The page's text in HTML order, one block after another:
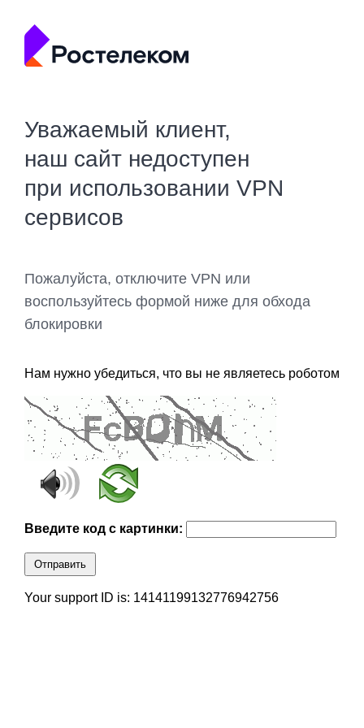
Уважаемый клиент,
наш сайт недоступен
при использовании VPN
сервисов
Пожалуйста, отключите VPN или
воспользуйтесь формой ниже для обхода
блокировки
Нам нужно убедиться, что вы не являетесь роботом
Введите код с картинки:
Отправить
Your support ID is: 14141199132776942756